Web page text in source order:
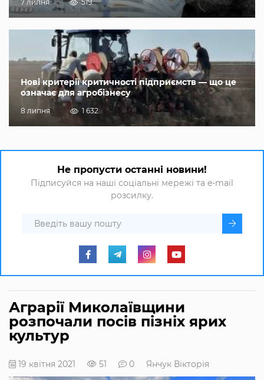
7 липня 519
Нові критерії критичності підприємств — що це
означає для агробізнесу
8 липня 1 632
Не пропусти останні новини!
Підписуйся на наші соціальні мережі та e-mail
розсилку.
Аграрії Миколаївщини
розпочали посів пізніх ярих
культур
19 квітня 2021 51 0 Янчук Вікторія